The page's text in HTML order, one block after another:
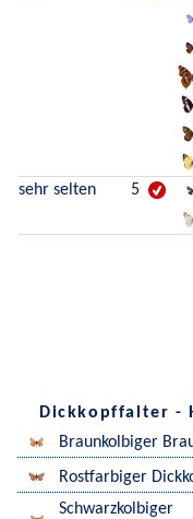
sehr selten 5
Dickkopffalter -
Braunkolbiger
Rostfarbiger
Schwarzkolbiger